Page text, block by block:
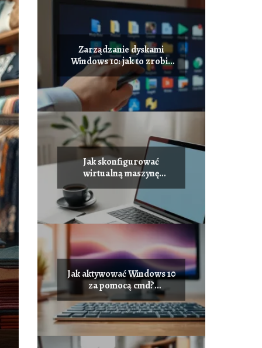
Zarządzanie dyskami
Windows 10: jak to zrobić
efektywnie?
Jak skonfigurować
wirtualną maszynę
Windows 10?
Jak aktywować Windows 10
za pomocą cmd?
Przewodnik krok po
kroku